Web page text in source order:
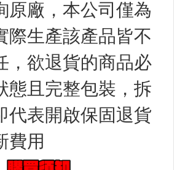
原廠，本公司僅為
際生產該產品皆不
，欲退貨的商品必
態且完整包裝，拆
代表開啟保固退貨
費用